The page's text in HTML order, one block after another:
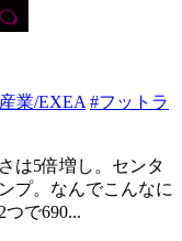
業/EXEA #フットラ
は5倍増し。センタ
プ。なんでこんなに
で690...